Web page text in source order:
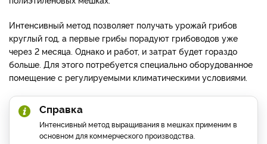
Интенсивный метод позволяет получать урожай грибов
круглый год, а первые грибы порадуют грибоводов уже
через 2 месяца. Однако и работ, и затрат будет гораздо
больше. Для этого потребуется специально оборудованное
помещение с регулируемыми климатическими условиями.
Справка
Интенсивный метод выращивания в мешках применим в
основном для коммерческого производства.